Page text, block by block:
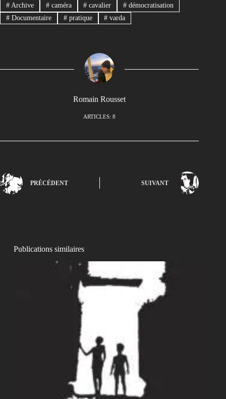
#Archive #caméra # cavalier # démocratisation
#Documentaire #pratique # varda
Romain Rousset
ARTICLES: 8
PRÉCÉDENT SUIVANT
Publications similaires